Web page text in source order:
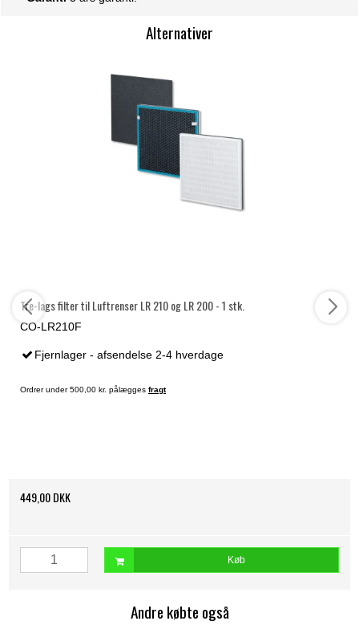
Alternativer
Tre-lags filter til Luftrenser LR 210 og LR 200 - 1 stk.
CO-LR210F
Fjernlager - afsendelse 2-4 hverdage
Ordrer under 500,00 kr. pålægges fragt
449,00 DKK
Køb
Andre købte også